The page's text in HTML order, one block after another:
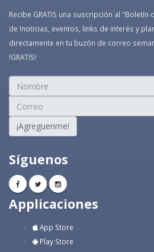
Recibe GRATIS una suscripción al
de !noticias, eventos, links de interés y
directamente en tu buzón de correo
!GRATIS!
¡Agreguenme!
Síguenos
Applicaciones
App Store
Play Store